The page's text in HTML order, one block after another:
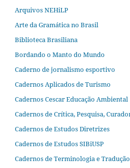
Arquivos NEHiLP
Arte da Gramática no Brasil
Biblioteca Brasiliana
Bordando o Manto do Mundo
Caderno de jornalismo esportivo
Cadernos Aplicados de Turismo
Cadernos Cescar Educação Ambiental
Cadernos de Crítica, Pesquisa,
Cadernos de Estudos Diretrizes
Cadernos de Estudos SIBiUSP
Cadernos de Terminologia e Tradução